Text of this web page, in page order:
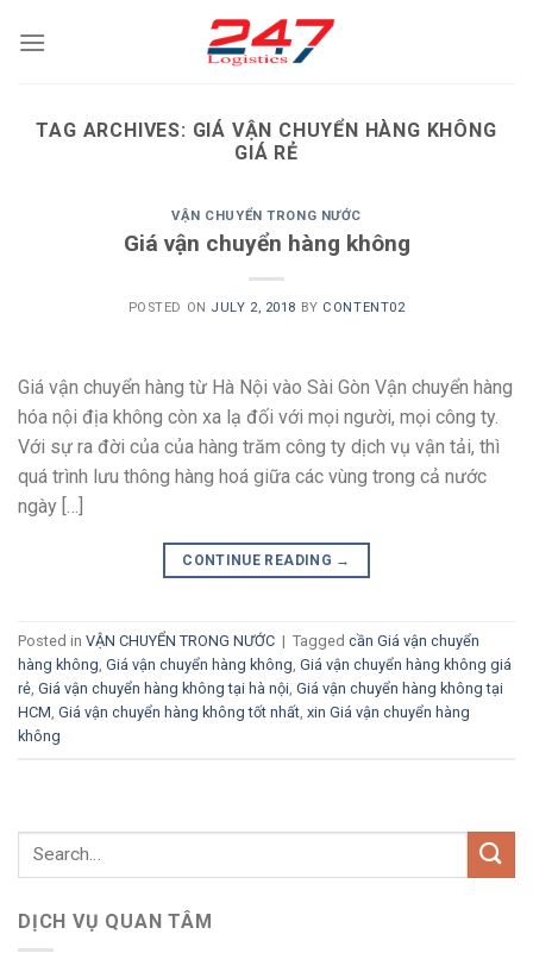
TAG ARCHIVES: GIÁ VẬN CHUYỂN HÀNG KHÔNG
GIÁ RẺ
VẬN CHUYỂN TRONG NƯỚC
Giá vận chuyển hàng không
POSTED ON JULY 2, 2018 BY CONTENT02
Giá vận chuyển hàng từ Hà Nội vào Sài Gòn Vận chuyển hàng
hóa nội địa không còn xa lạ đối với mọi người, mọi công ty.
Với sự ra đời của của hàng trăm công ty dịch vụ vận tải, thì
quá trình lưu thông hàng hoá giữa các vùng trong cả nước
ngày […]
CONTINUE READING →
Posted in VẬN CHUYỂN TRONG NƯỚC | Tagged cần Giá vận chuyển
hàng không Giá vận chuyển hàng không Giá vận chuyển hàng không giá
rẻ Giá vận chuyển hàng không tại hà nội Giá vận chuyển hàng không tại
HCM Giá vận chuyển hàng không tốt nhất xin Giá vận chuyển hàng
không
DỊCH VỤ QUAN TÂM